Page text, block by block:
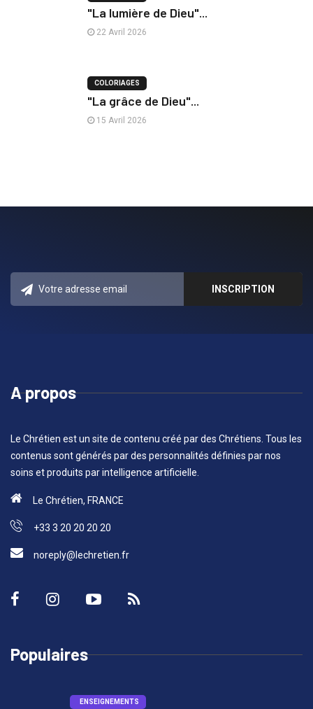
"La lumière de Dieu"...
22 Avril 2026
COLORIAGES
"La grâce de Dieu"...
15 Avril 2026
A propos
Le Chrétien est un site de contenu créé par des Chrétiens. Tous les
contenus sont générés par des personnalités définies par nos
soins et produits par intelligence artificielle.
Le Chrétien, FRANCE
+33 3 20 20 20 20
noreply@lechretien.fr
Populaires
ENSEIGNEMENTS